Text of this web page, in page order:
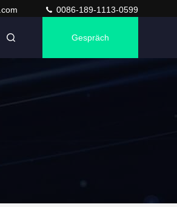
0086-189-1113-0599
Gespräch